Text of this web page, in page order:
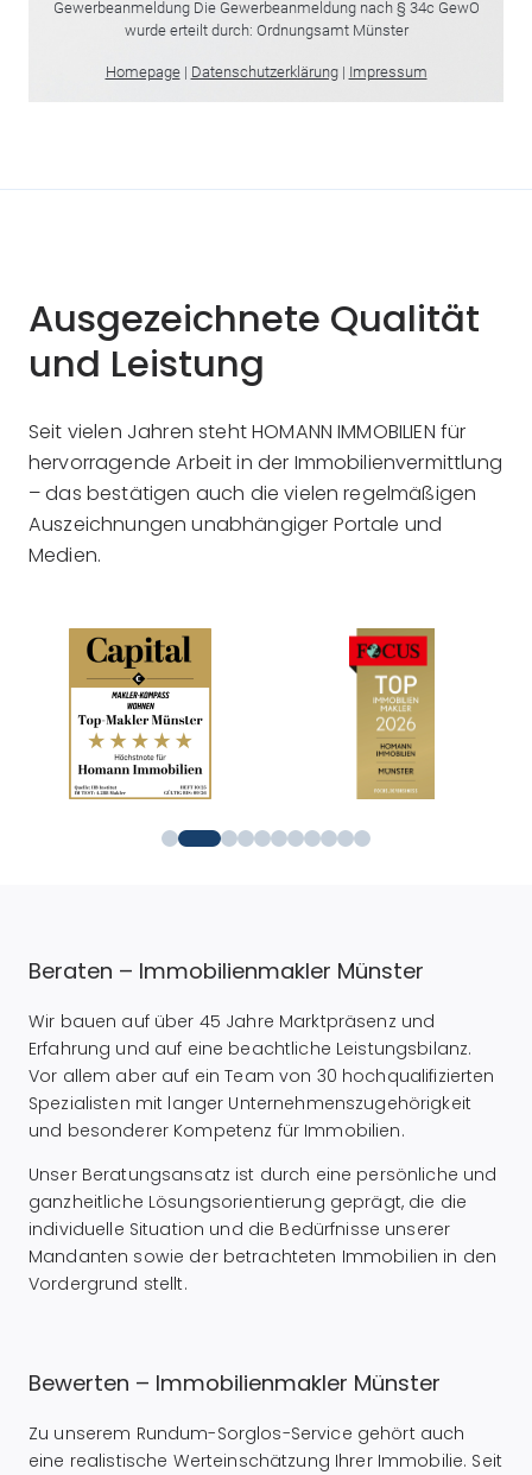
Ausgezeichnete Qualität
und Leistung
Seit vielen Jahren steht HOMANN IMMOBILIEN für
hervorragende Arbeit in der Immobilienvermittlung
– das bestätigen auch die vielen regelmäßigen
Auszeichnungen unabhängiger Portale und
Medien.
Beraten – Immobilienmakler Münster
Wir bauen auf über 45 Jahre Marktpräsenz und
Erfahrung und auf eine beachtliche Leistungsbilanz.
Vor allem aber auf ein Team von 30 hochqualifizierten
Spezialisten mit langer Unternehmenszugehörigkeit
und besonderer Kompetenz für Immobilien.
Unser Beratungsansatz ist durch eine persönliche und
ganzheitliche Lösungsorientierung geprägt, die die
individuelle Situation und die Bedürfnisse unserer
Mandanten sowie der betrachteten Immobilien in den
Vordergrund stellt.
Bewerten – Immobilienmakler Münster
Zu unserem Rundum-Sorglos-Service gehört auch
eine realistische Werteinschätzung Ihrer Immobilie. Seit